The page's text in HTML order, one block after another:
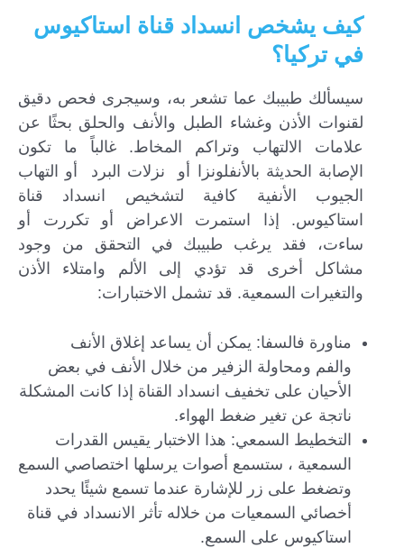
كيف يشخص انسداد قناة استاكيوس
في تركيا؟
سيسألك طبيبك عما تشعر به، وسيجرى فحص دقيق
لقنوات الأذن وغشاء الطبل والأنف والحلق بحثًا عن
علامات الالتهاب وتراكم المخاط. غالباً ما تكون
الإصابة الحديثة بالأنفلونزا أو نزلات البرد أو التهاب
الجيوب الأنفية كافية لتشخيص انسداد قناة
استاكيوس. إذا استمرت الاعراض أو تكررت أو
ساءت، فقد يرغب طبيبك في التحقق من وجود
مشاكل أخرى قد تؤدي إلى الألم وامتلاء الأذن
والتغيرات السمعية. قد تشمل الاختبارات:
مناورة فالسفا: يمكن أن يساعد إغلاق الأنف
والفم ومحاولة الزفير من خلال الأنف في بعض
الأحيان على تخفيف انسداد القناة إذا كانت المشكلة
ناتجة عن تغير ضغط الهواء.
التخطيط السمعي: هذا الاختبار يقيس القدرات
السمعية ، ستسمع أصوات يرسلها اختصاصي السمع
وتضغط على زر للإشارة عندما تسمع شيئًا يحدد
أخصائي السمعيات من خلاله تأثر الانسداد في قناة
استاكيوس على السمع.